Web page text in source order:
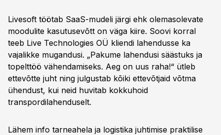
Livesoft töötab SaaS-mudeli järgi ehk olemasolevate
moodulite kasutusevõtt on väga kiire. Soovi korral
teeb Live Technologies OÜ kliendi lahendusse ka
vajalikke mugandusi. „Pakume lahendusi säästuks ja
topelttöö vähendamiseks. Aeg on uus raha!“ ütleb
ettevõtte juht ning julgustab kõiki ettevõtjaid võtma
ühendust, kui neid huvitab kokkuhoid
transpordilahenduselt.
Lähem info tarneahela ja logistika juhtimise praktilise